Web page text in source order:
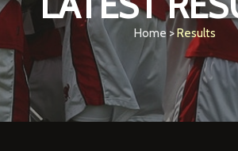
Home >Results